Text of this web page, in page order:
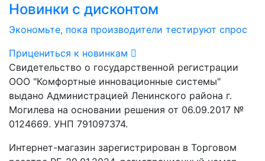
Новинки с дисконтом
Экономьте, пока производители тестируют спрос
Прицениться к новинкам
Свидетельство о государственной регистрации
ООО "Комфортные инновационные системы"
выдано Администрацией Ленинского района г.
Могилева на основании решения от 06.09.2017 №
0124669. УНП 791097374.
Интернет-магазин зарегистрирован в Торговом